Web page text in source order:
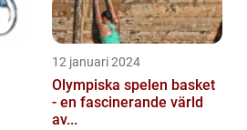
12 januari 2024
Olympiska spelen basket
- en fascinerande värld
av...